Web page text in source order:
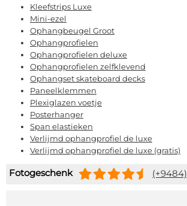
Kleefstrips Luxe
Mini-ezel
Ophangbeugel Groot
Ophangprofielen
Ophangprofielen deluxe
Ophangprofielen zelfklevend
Ophangset skateboard decks
Paneelklemmen
Plexiglazen voetje
Posterhanger
Span elastieken
Verlijmd ophangprofiel de luxe
Verlijmd ophangprofiel de luxe (gratis)
Fotogeschenk (+9484)